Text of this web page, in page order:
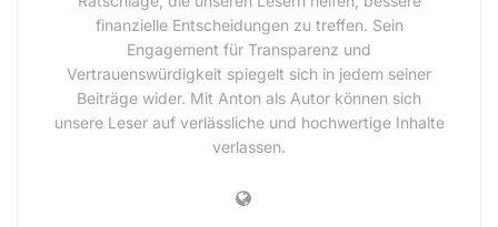
finanzielle Entscheidungen zu treffen. Sein
Engagement für Transparenz und
Vertrauenswürdigkeit spiegelt sich in jedem seiner
Beiträge wider. Mit Anton als Autor können sich
unsere Leser auf verlässliche und hochwertige Inhalte
verlassen.